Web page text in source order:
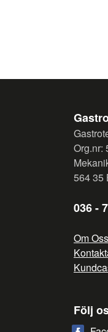
Org.nr:
564 35
036 -
Om Oss
Följ